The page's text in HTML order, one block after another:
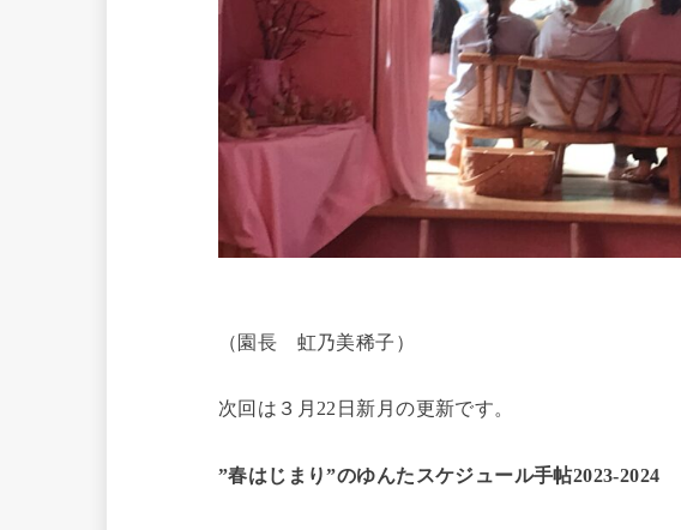
（園長 虹乃美稀子）
次回は３月22日新月の更新です。
”春はじまり”のゆんたスケジュール手帖2023-2024